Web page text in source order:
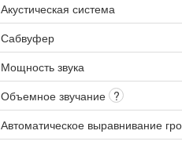
Акустическая система
Сабвуфер
Мощность звука
Объемное звучание ?
Автоматическое выравнивание